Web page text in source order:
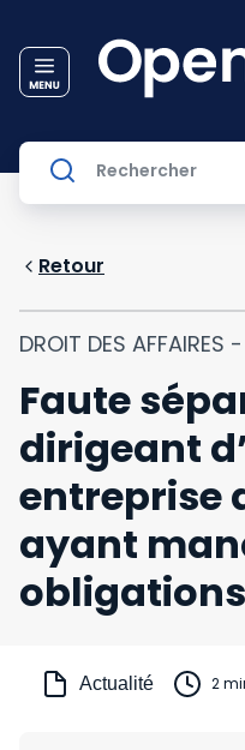
Retour
DROIT DES AFFAIRES
Faute
dirigeant
entreprise
ayant
Actualité 2